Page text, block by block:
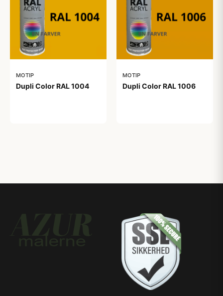
MOTIP
Dupli Color RAL 1004
MOTIP
Dupli Color RAL 1006